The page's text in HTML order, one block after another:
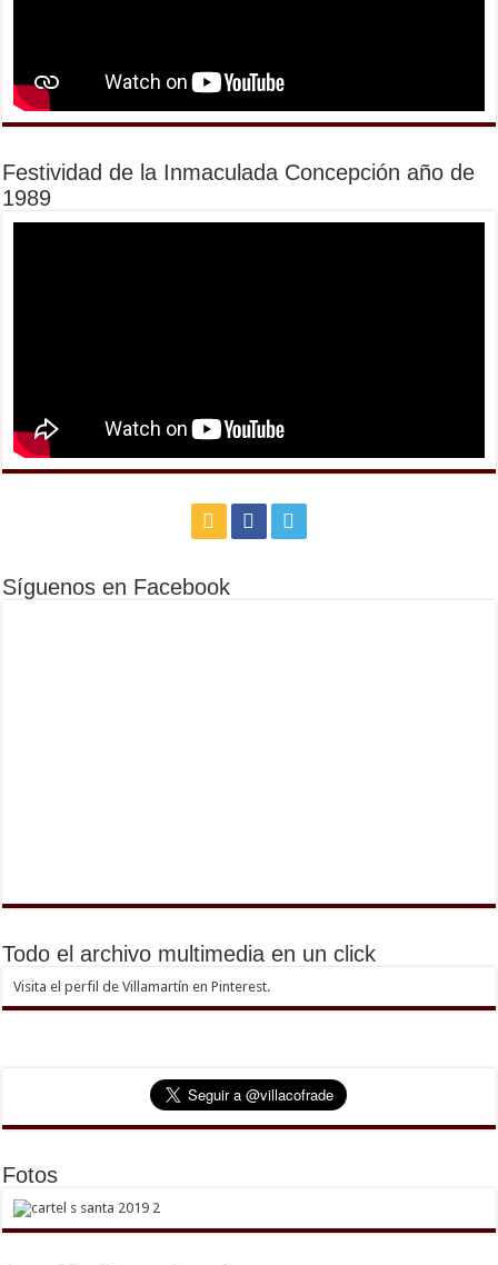
Festividad de la Inmaculada Concepción año de
1989
Síguenos en Facebook
Todo el archivo multimedia en un click
Visita el perfil de Villamartín en Pinterest.
Fotos